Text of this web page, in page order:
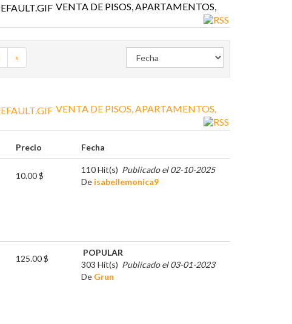
VENTA DE PISOS, APARTAMENTOS,
»
VENTA DE PISOS, APARTAMENTOS,
Precio Fecha
10.00 $
110 Hit(s) Publicado el 02-10-2025
De isabellemonica9
125.00 $
POPULAR
303 Hit(s) Publicado el 03-01-2023
De Grun